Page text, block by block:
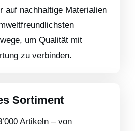
auf nachhaltige Materialien
um Qualität mit
zu verbinden.
Sortiment
Artikeln – von